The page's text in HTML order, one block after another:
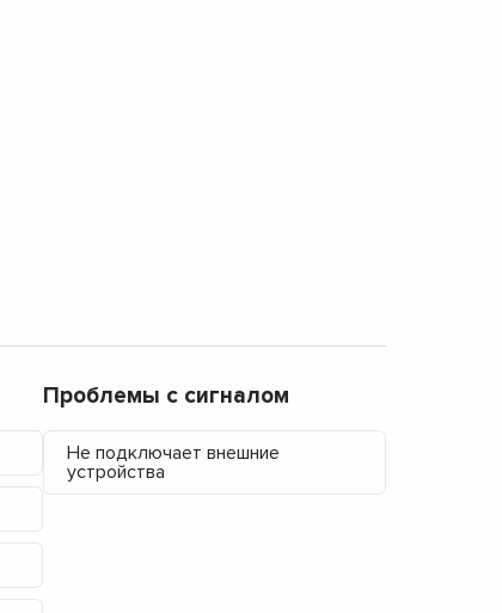
Проблемы с сигналом
Не подключает внешние
устройства